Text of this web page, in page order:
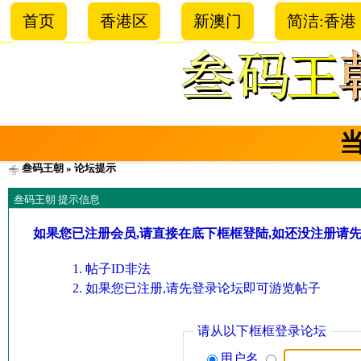
首页 香港区 新澳门 简洁:香港
叁码王朝 » 论坛提示
叁码王朝 提示信息
如果您已注册会员,请直接在底下框框登陆,如还没注册请
帖子ID非法
如果您已注册,请先登录论坛即可游览帖子
请从以下框框登录论坛
用户名